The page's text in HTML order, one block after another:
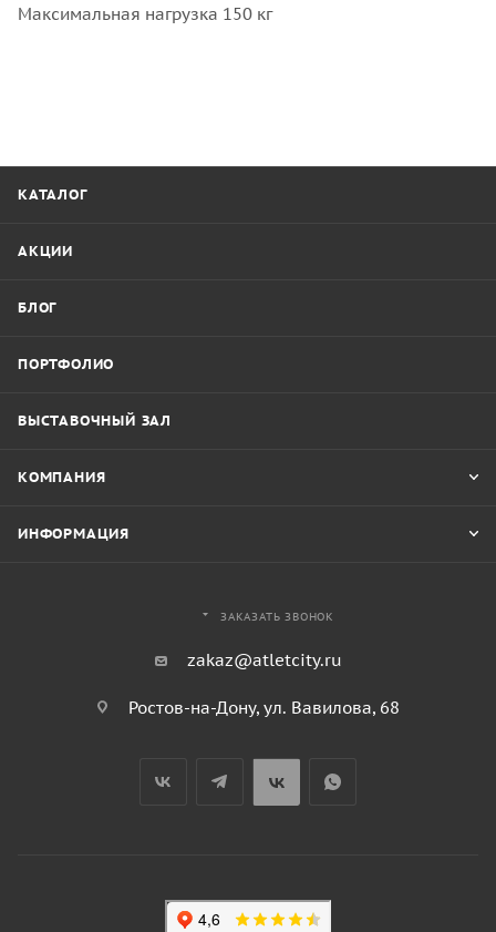
Максимальная нагрузка 150 кг
КАТАЛОГ
АКЦИИ
БЛОГ
ПОРТФОЛИО
ВЫСТАВОЧНЫЙ ЗАЛ
КОМПАНИЯ
ИНФОРМАЦИЯ
ЗАКАЗАТЬ ЗВОНОК
zakaz@atletcity.ru
Ростов-на-Дону, ул. Вавилова, 68